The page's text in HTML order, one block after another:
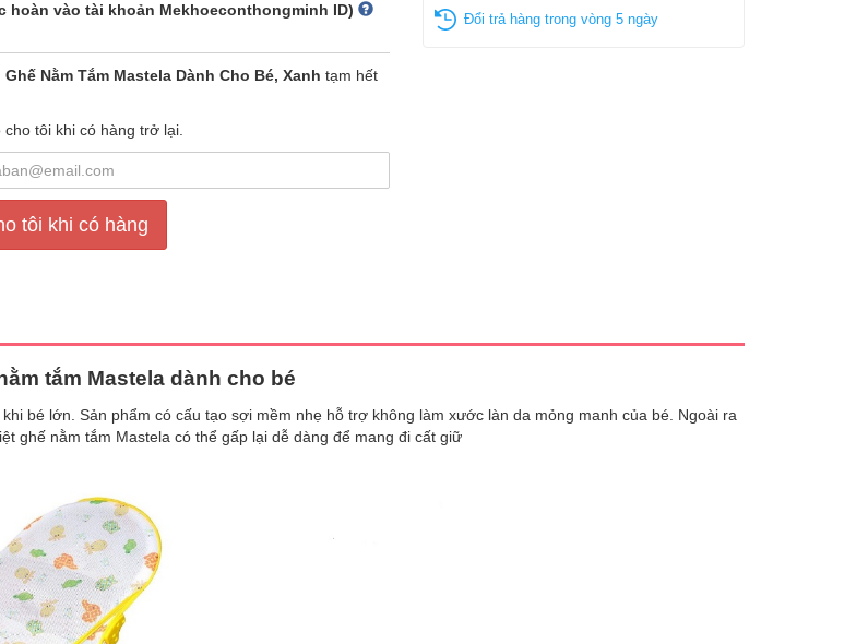
hoàn vào tài khoản Mekhoeconthongminh ID)
Ghế Nằm Tắm Mastela Dành Cho Bé, Xanh tạm hết
tôi khi có hàng trở lại.
tôi khi có hàng
Đổi trả hàng trong vòng 5 ngày
tắm Mastela dành cho bé
bé lớn. Sản phẩm có cấu tạo sợi mềm nhẹ hỗ trợ không làm xước làn da mỏng manh của bé. Ngoài ra
ghế nằm tắm Mastela có thể gấp lại dễ dàng để mang đi cất giữ